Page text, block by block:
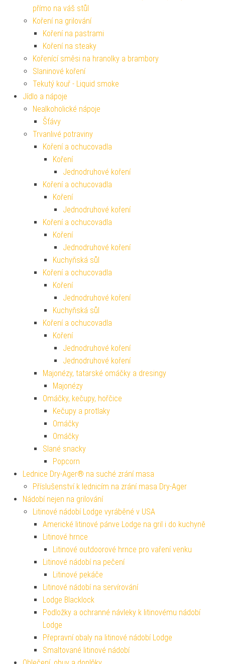
přímo na váš stůl
Koření na grilování
Koření na pastrami
Koření na steaky
Kořenící směsi na hranolky a brambory
Slaninové koření
Tekutý kouř - Liquid smoke
Jídlo a nápoje
Nealkoholické nápoje
Šťávy
Trvanlivé potraviny
Koření a ochucovadla
Koření
Jednodruhové koření
Koření a ochucovadla
Koření
Jednodruhové koření
Koření a ochucovadla
Koření
Jednodruhové koření
Kuchyňská sůl
Koření a ochucovadla
Koření
Jednodruhové koření
Kuchyňská sůl
Koření a ochucovadla
Koření
Jednodruhové koření
Jednodruhové koření
Majonézy, tatarské omáčky a dresingy
Majonézy
Omáčky, kečupy, hořčice
Kečupy a protlaky
Omáčky
Omáčky
Slané snacky
Popcorn
Lednice Dry-Ager® na suché zrání masa
Příslušenství k lednicím na zrání masa Dry-Ager
Nádobí nejen na grilování
Litinové nádobí Lodge vyráběné v USA
Americké litinové pánve Lodge na gril i do kuchyně
Litinové hrnce
Litinové outdoorové hrnce pro vaření venku
Litinové nádobí na pečení
Litinové pekáče
Litinové nádobí na servírování
Lodge Blacklock
Podložky a ochranné návleky k litinovému nádobí
Lodge
Přepravní obaly na litinové nádobí Lodge
Smaltované litinové nádobí